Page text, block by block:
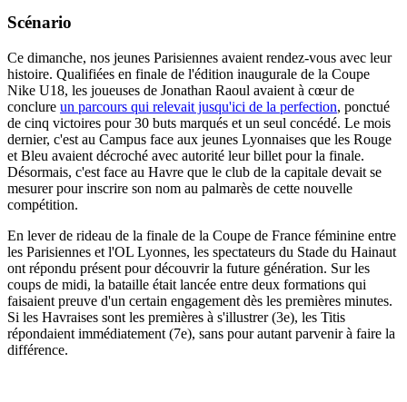
Scénario
Ce dimanche, nos jeunes Parisiennes avaient rendez-vous avec leur
histoire. Qualifiées en finale de l'édition inaugurale de la Coupe
Nike U18, les joueuses de Jonathan Raoul avaient à cœur de
conclure un parcours qui relevait jusqu'ici de la perfection, ponctué
de cinq victoires pour 30 buts marqués et un seul concédé. Le mois
dernier, c'est au Campus face aux jeunes Lyonnaises que les Rouge
et Bleu avaient décroché avec autorité leur billet pour la finale.
Désormais, c'est face au Havre que le club de la capitale devait se
mesurer pour inscrire son nom au palmarès de cette nouvelle
compétition.
En lever de rideau de la finale de la Coupe de France féminine entre
les Parisiennes et l'OL Lyonnes, les spectateurs du Stade du Hainaut
ont répondu présent pour découvrir la future génération. Sur les
coups de midi, la bataille était lancée entre deux formations qui
faisaient preuve d'un certain engagement dès les premières minutes.
Si les Havraises sont les premières à s'illustrer (3e), les Titis
répondaient immédiatement (7e), sans pour autant parvenir à faire la
différence.